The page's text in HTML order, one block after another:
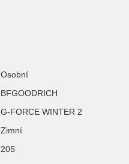
Osobní
BFGOODRICH
G-FORCE WINTER 2
Zimní
205